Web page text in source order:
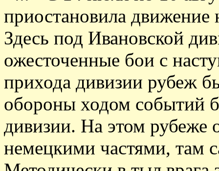
приостановила движение
Здесь под Ивановской
ожесточенные бои с
прихода дивизии рубеж
обороны ходом событий
дивизии. На этом рубеже
немецкими частями, там